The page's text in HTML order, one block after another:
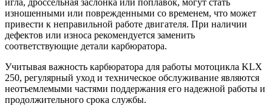
игла, дроссельная заслонка или поплавок, могут стать
изношенными или поврежденными со временем, что может
привести к неправильной работе двигателя. При наличии
дефектов или износа рекомендуется заменить
соответствующие детали карбюратора.
Учитывая важность карбюратора для работы мотоцикла KLX
250, регулярный уход и техническое обслуживание являются
неотъемлемыми частями поддержания его надежной работы и
продолжительного срока службы.